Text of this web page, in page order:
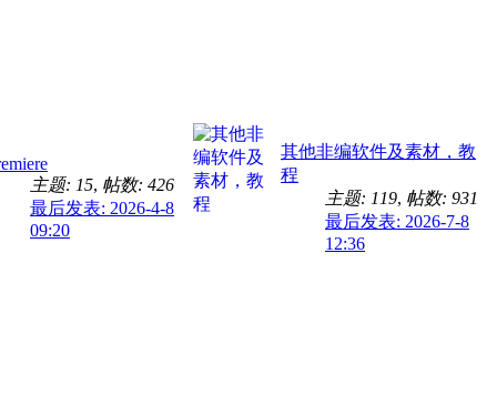
主题: 15, 帖数: 426
最后发表: 2026-4-8
09:20
其他非编软件及素材，教
程
主题: 119, 帖数: 931
最后发表: 2026-7-8
12:36